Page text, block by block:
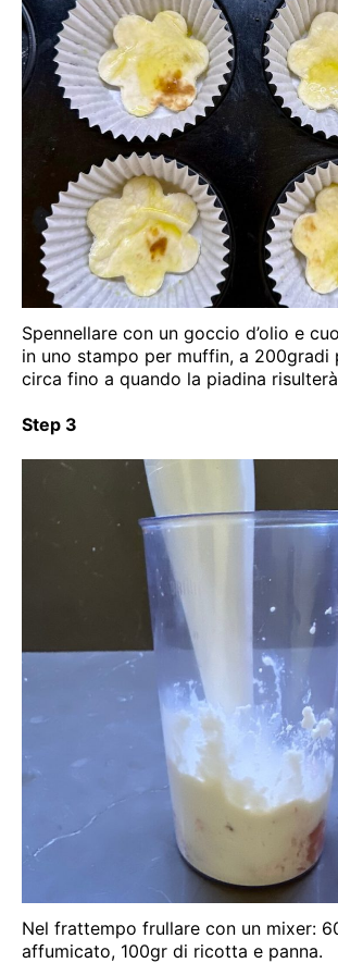
Spennellare con un goccio d’olio e
in uno stampo per muffin, a 200gradi
circa fino a quando la piadina
Step 3
Nel frattempo frullare con un mixer:
affumicato, 100gr di ricotta e panna.